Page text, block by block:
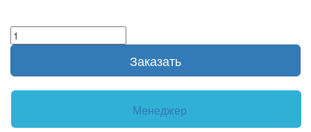
Заказать
Менеджер